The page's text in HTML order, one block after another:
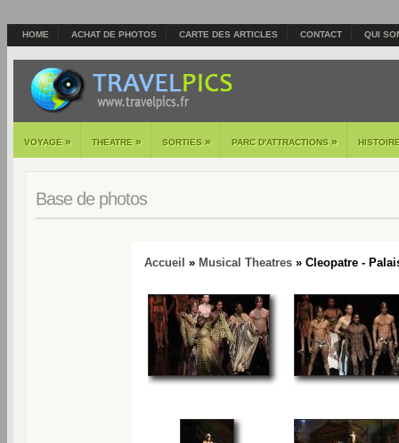
HOME ACHAT DE PHOTOS CARTE DES ARTICLES CONTACT QUI
VOYAGE » THEATRE » SORTIES » PARC D'ATTRACTIONS »
Base de photos
Accueil » Musical Theatres» Cleopatre -